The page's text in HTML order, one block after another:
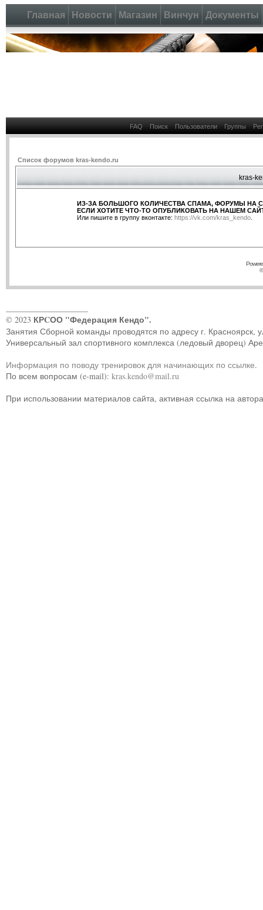
Главная Новости Магазин Винчун Документы
FAQ Поиск Пользователи Группы
Список форумов kras-kendo.ru
kras-
ИЗ-ЗА БОЛЬШОГО КОЛИЧЕСТВА СПАМА, ФОРУМЫ НА
ЕСЛИ ХОТИТЕ ЧТО-ТО ОПУБЛИКОВАТЬ НА НАШЕМ
Или пишите в группу вконтакте: https://vk.com/kras_kendo
© 2023 КРCОО "Федерация Кендо".
Занятия Сборной команды проводятся по адресу г. Красноярск,
Универсальный зал спортивного комплекса (ледовый дворец)
Информация по поводу тренировок для начинающих по ссылке.
По всем вопросам (e-mail): kras.kendo@mail.ru
При использовании материалов сайта, активная ссылка на